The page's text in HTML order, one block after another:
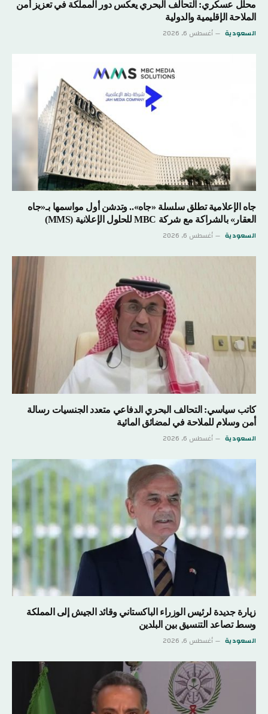
محلل عسكري: التحالف البحري يعكس دور المملكة في تعزيز أمن
الملاحة الإقليمية والدولية
السعودية أغسطس 6, 2026
جاه الإعلامية تطلق سلسلة «جاه».. وتدشن أول مواسمها بـ«جاه
العقار» بالشراكة مع شركة MBC للحلول الإعلانية (MMS)
السعودية أغسطس 6, 2026
كاتب سياسي: التحالف البحري الدفاعي متعدد الجنسيات رسالة
أمن وسلام للملاحة في لمضائق المائية
السعودية أغسطس 6, 2026
زيارة جديدة لرئيس الوزراء الباكستاني وقائد الجيش إلى المملكة
وسط تصاعد التنسيق بين البلدين
السعودية أغسطس 6, 2026